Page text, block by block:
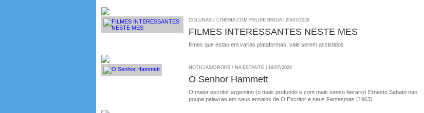
COLUNAS / CINEMA COM FELIPE BRIDA | 25/07/2026
FILMES INTERESSANTES NESTE MES
filmes que estao em varias plataformas, vale serem assistidos
NOTICIAS/DROPS / NA ESTANTE | 19/07/2026
O Senhor Hammett
O maior escritor argentino (o mais profundo e com mais senso literario) Ernesto Sabato nao
poupa palavras em seus ensaios de O Escritor e seus Fantasmas (1963)